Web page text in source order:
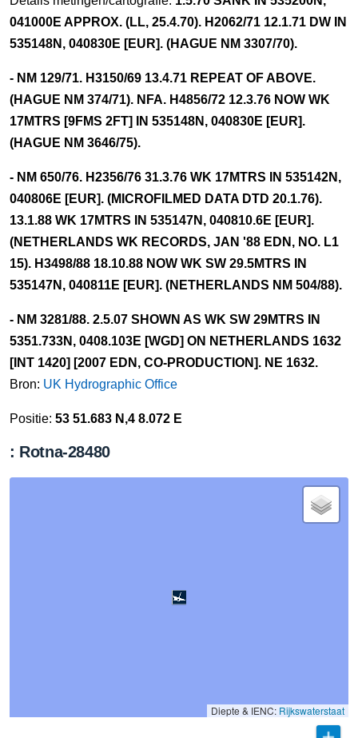
041000E APPROX. (LL, 25.4.70). H2062/71 12.1.71 DW IN
535148N, 040830E [EUR]. (HAGUE NM 3307/70).
- NM 129/71. H3150/69 13.4.71 REPEAT OF ABOVE.
(HAGUE NM 374/71). NFA. H4856/72 12.3.76 NOW WK
17MTRS [9FMS 2FT] IN 535148N, 040830E [EUR].
(HAGUE NM 3646/75).
- NM 650/76. H2356/76 31.3.76 WK 17MTRS IN 535142N,
040806E [EUR]. (MICROFILMED DATA DTD 20.1.76).
13.1.88 WK 17MTRS IN 535147N, 040810.6E [EUR].
(NETHERLANDS WK RECORDS, JAN '88 EDN, NO. L1
15). H3498/88 18.10.88 NOW WK SW 29.5MTRS IN
535147N, 040811E [EUR]. (NETHERLANDS NM 504/88).
- NM 3281/88. 2.5.07 SHOWN AS WK SW 29MTRS IN
5351.733N, 0408.103E [WGD] ON NETHERLANDS 1632
[INT 1420] [2007 EDN, CO-PRODUCTION]. NE 1632.
Bron: UK Hydrographic Office
Positie: 53 51.683 N,4 8.072 E
: Rotna-28480
Diepte & IENC: Rijkswaterstaat